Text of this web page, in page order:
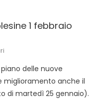
1 febbraio
delle nuove
miglioramento anche il
di martedì 25 gennaio).